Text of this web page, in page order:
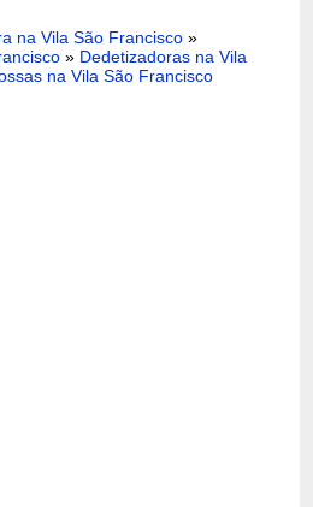
na Vila São Francisco »
» Dedetizadoras na Vila
na Vila São Francisco